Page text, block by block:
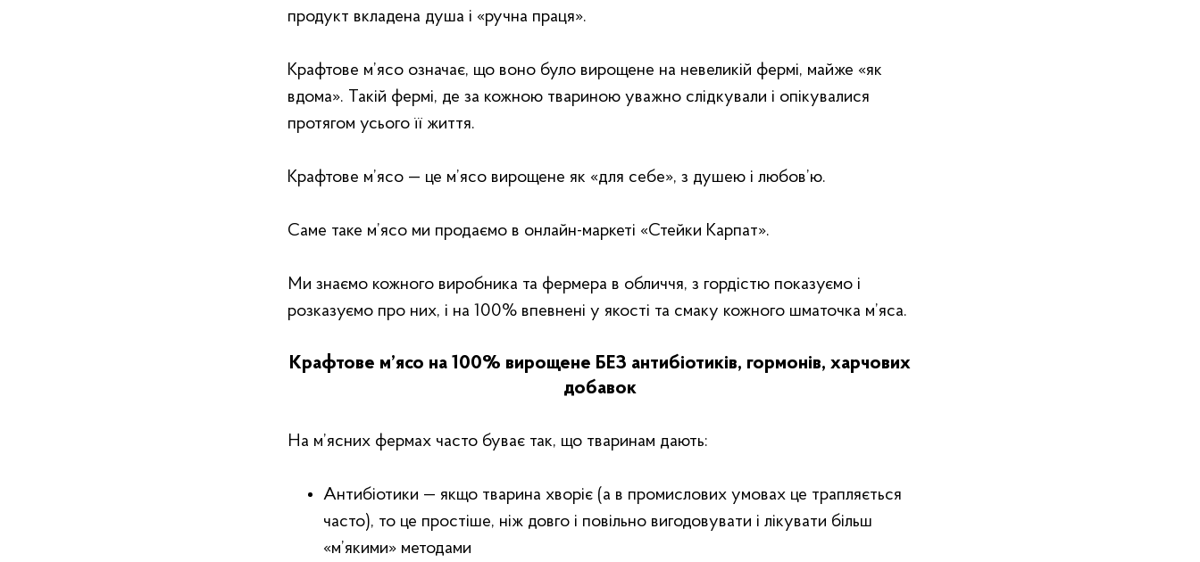
продукт вкладена душа і «‎ручна праця»‎.
Крафтове м’ясо означає, що воно було вирощене на невеликій фермі, майже «‎як
вдома»‎. Такій фермі, де за кожною твариною уважно слідкували і опікувалися
протягом усього її життя.
Крафтове м’ясо — це м’ясо вирощене як «‎для себе»‎, з душею і любов’ю.
Саме таке м’ясо ми продаємо в онлайн-маркеті «‎Стейки Карпат»‎.
Ми знаємо кожного виробника та фермера в обличчя, з гордістю показуємо і
розказуємо про них, і на 100% впевнені у якості та смаку кожного шматочка м’яса.
Крафтове м’ясо на 100% вирощене БЕЗ антибіотиків, гормонів, харчових
добавок
На м’ясних фермах часто буває так, що тваринам дають:
Антибіотики — якщо тварина хворіє (а в промислових умовах це трапляється
часто), то це простіше, ніж довго і повільно вигодовувати і лікувати більш
«‎м’якими»‎ методами